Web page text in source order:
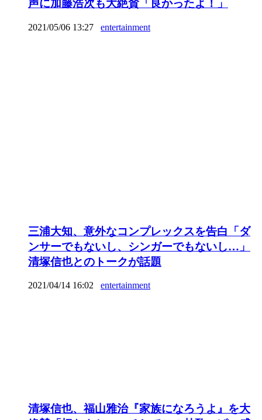
声に加藤浩次も大絶賛「良かったよ！」
2021/05/06 13:27 entertainment
三浦大知、意外なコンプレックスを告白「ダ
ンサーでもないし、シンガーでもないし…」
清塚信也とのトークが話題
2021/04/14 16:02 entertainment
清塚信也、福山雅治『家族になろうよ』を大